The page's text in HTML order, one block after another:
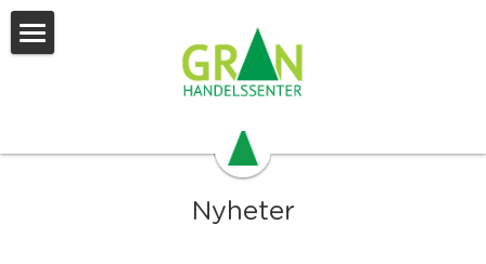
Hva skjer på HadelandNyheter